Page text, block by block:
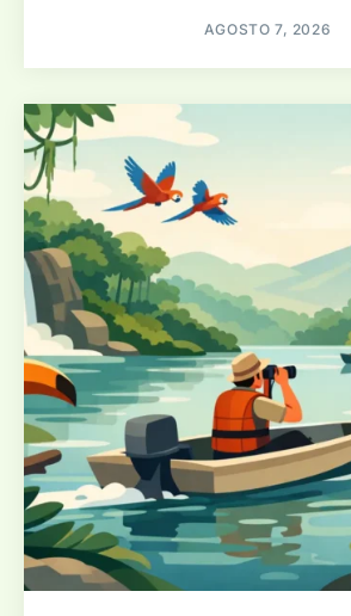
AGOSTO 7, 2026